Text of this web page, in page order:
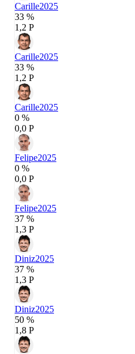
Carille2025
33 %
1,2 P
Carille2025
33 %
1,2 P
Carille2025
0 %
0,0 P
Felipe2025
0 %
0,0 P
Felipe2025
37 %
1,3 P
Diniz2025
37 %
1,3 P
Diniz2025
50 %
1,8 P